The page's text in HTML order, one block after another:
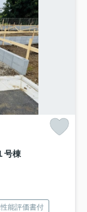
号棟
能評価書付